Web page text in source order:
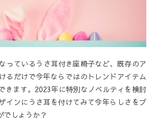
っているうさ耳付き座椅子など、既存のア
るだけで今年ならではのトレンドアイテム
きます。2023年に特別なノベルティを検討
インにうさ耳を付けてみて今年らしさをプ
でしょうか？